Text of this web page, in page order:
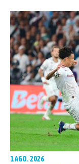
1 AGO. 2026